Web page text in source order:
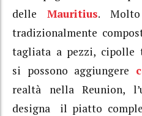
delle Mauritius.
tradizionalmente
tagliata a pezzi, cipolle
si possono aggiungere
realtà nella Reunion,
designa il piatto